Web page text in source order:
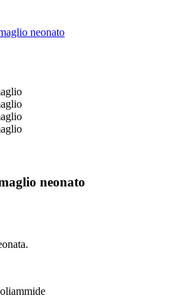
neonato
neonato